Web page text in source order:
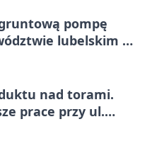
pompę
lubelskim -
nad torami.
prace przy ul.